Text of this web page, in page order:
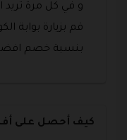
و في كل مرة
قم بزيارة بوابة
بنسبة خصم
كيف أحصل على